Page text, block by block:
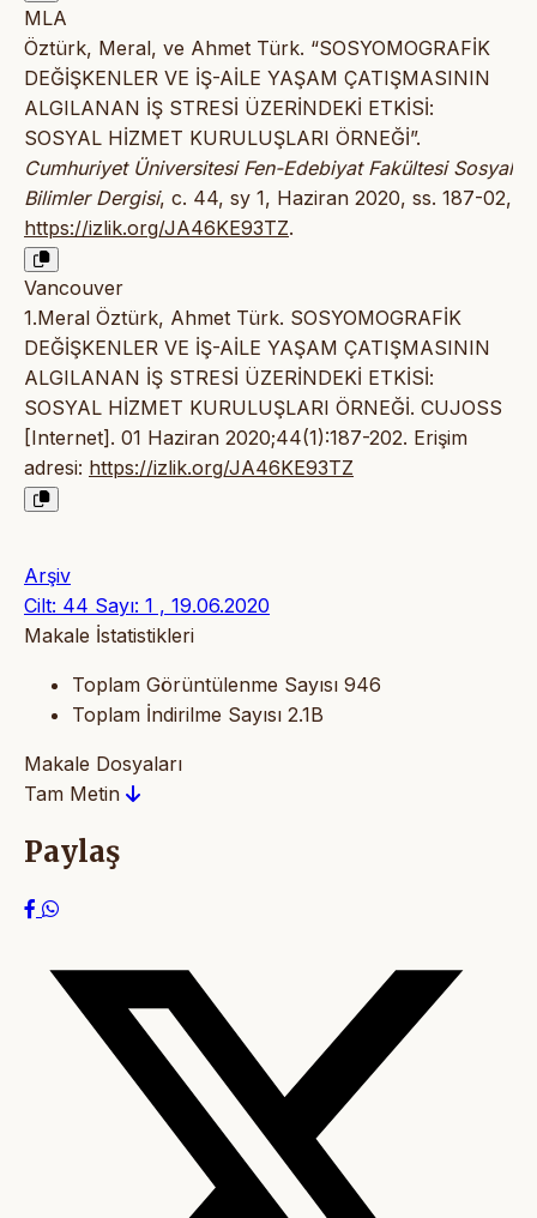
MLA
Öztürk, Meral, ve Ahmet Türk. “SOSYOMOGRAFİK
DEĞİŞKENLER VE İŞ-AİLE YAŞAM ÇATIŞMASININ
ALGILANAN İŞ STRESİ ÜZERİNDEKİ ETKİSİ:
SOSYAL HİZMET KURULUŞLARI ÖRNEĞİ”.
Cumhuriyet Üniversitesi Fen-Edebiyat Fakültesi Sosyal
Bilimler Dergisi, c. 44, sy 1, Haziran 2020, ss. 187-02,
https://izlik.org/JA46KE93TZ.
Vancouver
1.Meral Öztürk, Ahmet Türk. SOSYOMOGRAFİK
DEĞİŞKENLER VE İŞ-AİLE YAŞAM ÇATIŞMASININ
ALGILANAN İŞ STRESİ ÜZERİNDEKİ ETKİSİ:
SOSYAL HİZMET KURULUŞLARI ÖRNEĞİ. CUJOSS
[Internet]. 01 Haziran 2020;44(1):187-202. Erişim
adresi: https://izlik.org/JA46KE93TZ
Arşiv
Cilt: 44 Sayı: 1 , 19.06.2020
Makale İstatistikleri
Toplam Görüntülenme Sayısı 946
Toplam İndirilme Sayısı 2.1B
Makale Dosyaları
Tam Metin
Paylaş